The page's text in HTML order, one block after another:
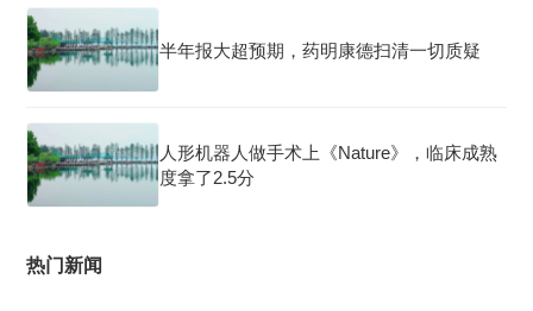
半年报大超预期，药明康德扫清一切质疑
人形机器人做手术上《Nature》，临床成熟
度拿了2.5分
热门新闻